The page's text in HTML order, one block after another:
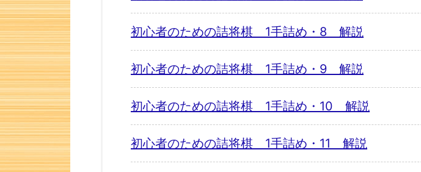
初心者のための詰将棋 1手詰め・8 解説
初心者のための詰将棋 1手詰め・9 解説
初心者のための詰将棋 1手詰め・10 解説
初心者のための詰将棋 1手詰め・11 解説